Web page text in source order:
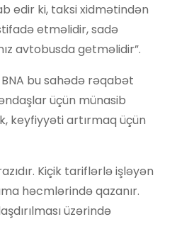
edir ki, taksi xidmətindən
etməlidir, sadə
avtobusda getməlidir”.
bu sahədə rəqabət
üçün münasib
keyfiyyəti artırmaq üçün
Kiçik tariflərlə işləyən
həcmlərində qazanır.
üzərində